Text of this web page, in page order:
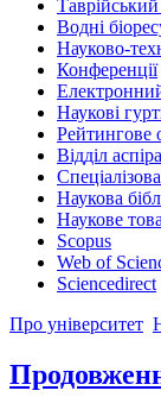
Водні
Науково-
Конференції
Наукові
Рейтингове
Відділ
Наукова
Наукове
Scopus
Web of
Sciencedirect
Про університет